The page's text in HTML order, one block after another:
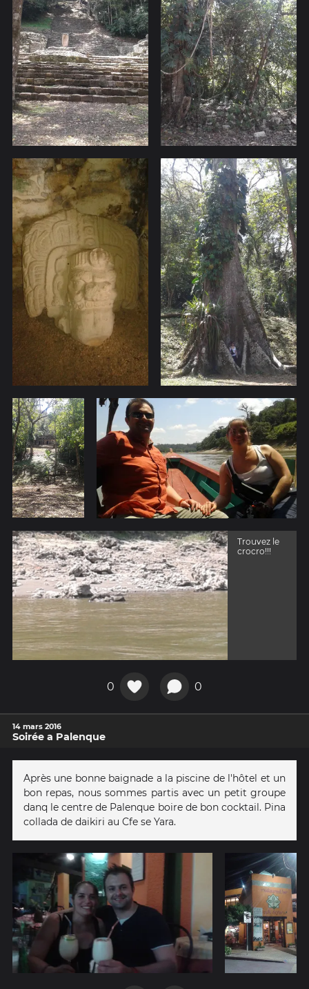
Trouvez le
crocro!!!
0 0
14 mars 2016
Soirée a Palenque
Après une bonne baignade a la piscine de l'hôtel et un
bon repas, nous sommes partis avec un petit groupe
danq le centre de Palenque boire de bon cocktail. Pina
collada de daikiri au Cfe se Yara.